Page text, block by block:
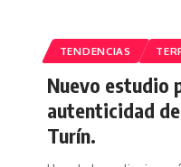
TENDENCIAS
Nuevo estudio
autenticidad
Turín.